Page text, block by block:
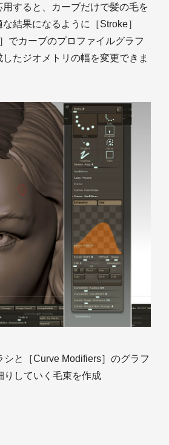
用すると、カーブだけで髪の毛を
結果になるように［Stroke］
でカーブのプロファイルグラフ
たジオメトリの幅を変更できま
シと［Curve Modifiers］のグラフ
りしていく毛束を作成